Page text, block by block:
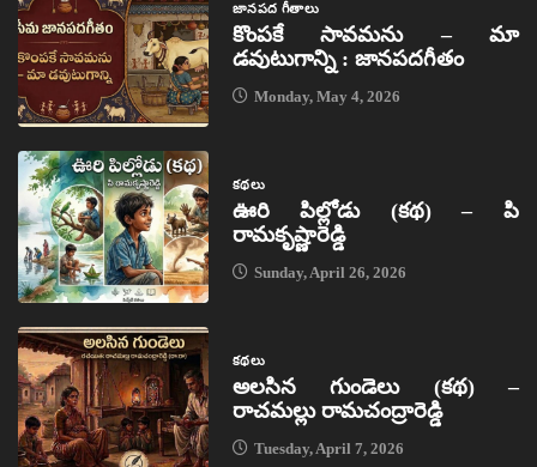
జానపద గీతాలు
కొంపకే సావమను – మా
డవుటుగాన్ని : జానపదగీతం
Monday, May 4, 2026
కథలు
ఊరి పిల్లోడు (కథ) – పి
రామకృష్ణారెడ్డి
Sunday, April 26, 2026
కథలు
అలసిన గుండెలు (కథ) –
రాచమల్లు రామచంద్రారెడ్డి
Tuesday, April 7, 2026